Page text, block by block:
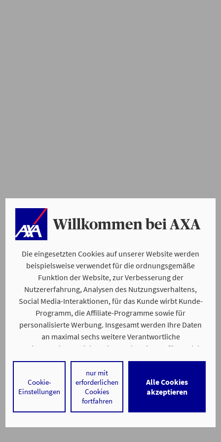
Willkommen bei AXA
Die eingesetzten Cookies auf unserer Website werden
beispielsweise verwendet für die ordnungsgemäße
Funktion der Website, zur Verbesserung der
Nutzererfahrung, Analysen des Nutzungsverhaltens,
Social Media-Interaktionen, für das Kunde wirbt Kunde-
Programm, die Affiliate-Programme sowie für
personalisierte Werbung. Insgesamt werden Ihre Daten
an maximal sechs weitere Verantwortliche
weitergegeben. Bei dem Einsatz der Dienste für Social
Media-Interaktionen und personalisierte Werbung
werden regelmäßig durch den jeweiligen Anbieter
individuelle Profile angelegt und mit Daten von anderen
Webseiten zu umfassenden Nutzungsprofilen von Ihnen
Alle Cookies
akzeptieren
nur mit
erforderlichen
Cookies
fortfahren
Cookie-
Einstellungen